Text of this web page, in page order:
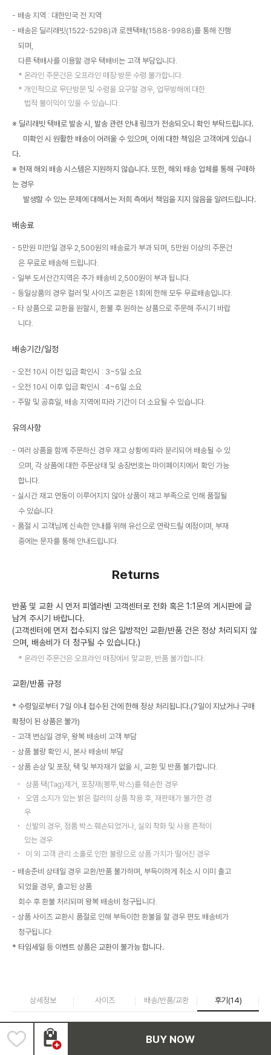
BUY NOW
배송 지역 : 대한민국 전 지역
배송은 딜리래빗(1522-5298)과 로젠택배(1588-9988)를 통해 진행
되며,
다른 택배사를 이용할 경우 택배비는 고객 부담입니다.
온라인 주문건은 오프라인 매장 방문 수령 불가합니다.
개인적으로 무단방문 및 수령을 요구할 경우, 업무방해에 대한
법적 불이익이 있을 수 있습니다.
※ 딜리래빗 택배로 발송 시, 발송 관련 안내 링크가 전송되오니 확인 부탁드립니다.
미확인 시 원활한 배송이 어려울 수 있으며, 이에 대한 책임은 고객에게 있습니
다.
※ 현재 해외 배송 시스템은 지원하지 않습니다. 또한, 해외 배송 업체를 통해 구매하
는 경우
발생할 수 있는 문제에 대해서는 저희 측에서 책임을 지지 않음을 알려드립니다.
배송료
5만원 미만일 경우 2,500원의 배송료가 부과 되며, 5만원 이상의 주문건
은 무료로 배송해 드립니다.
일부 도서산간지역은 추가 배송비 2,500원이 부과 됩니다.
동일상품의 경우 컬러 및 사이즈 교환은 1회에 한해 모두 무료배송입니다.
타 상품으로 교환을 원할시, 환불 후 원하는 상품으로 주문해 주시기 바랍
니다.
배송기간/일정
오전 10시 이전 입금 확인시 : 3~5일 소요
오전 10시 이후 입금 확인시 : 4~6일 소요
주말 및 공휴일, 배송 지역에 따라 기간이 더 소요될 수 있습니다.
유의사항
여러 상품을 함께 주문하신 경우 재고 상황에 따라 분리되어 배송될 수 있
으며, 각 상품에 대한 주문상태 및 송장번호는 마이페이지에서 확인 가능
합니다.
실시간 재고 연동이 이루어지지 않아 상품이 재고 부족으로 인해 품절될
수 있습니다.
품절 시 고객님께 신속한 안내를 위해 유선으로 연락드릴 예정이며, 부재
중에는 문자를 통해 안내드립니다.
Returns
반품 및 교환 시 먼저 피엘라벤 고객센터로 전화 혹은 1:1문의 게시판에 글
남겨 주시기 바랍니다.
(고객센터에 먼저 접수되지 않은 일방적인 교환/반품 건은 정상 처리되지 않
으며, 배송비가 더 청구될 수 있습니다.)
온라인 주문건은 오프라인 매장에서 맞교환, 반품 불가합니다.
교환/반품 규정
* 수령일로부터 7일 이내 접수된 건에 한해 정상 처리됩니다.(7일이 지났거나 구매
확정이 된 상품은 불가)
고객 변심일 경우, 왕복 배송비 고객 부담
상품 불량 확인 시, 본사 배송비 부담
상품 손상 및 포장, 택 및 부자재가 없을 시, 교환 및 반품 불가합니다.
상품 택(Tag)제거, 포장재(봉투,박스)를 훼손한 경우
오염 소지가 있는 밝은 컬러의 상품 착용 후, 재판매가 불가한 경
우
신발의 경우, 정품 박스 훼손되었거나, 실외 착화 및 사용 흔적이
있는 경우
이 외 고객 관리 소홀로 인한 불량으로 상품 가치가 떨어진 경우
배송준비 상태일 경우 교환/반품 불가하며, 부득이하게 취소 시 이미 출고
되었을 경우, 출고된 상품
회수 후 환불 처리되며 왕복 배송비 청구됩니다.
상품 사이즈 교환시 품절로 인해 부득이한 환불을 할 경우 편도 배송비가
청구됩니다.
* 타임세일 등 이벤트 상품은 교환이 불가능 합니다.
상세정보 사이즈 배송/반품/교환 후기(14)
상품후기